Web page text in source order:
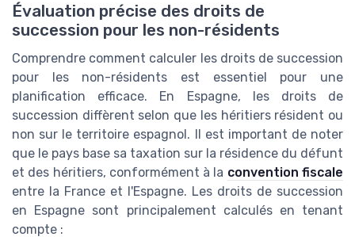
Évaluation précise des droits de
succession pour les non-résidents
Comprendre comment calculer les droits de succession
pour les non-résidents est essentiel pour une
planification efficace. En Espagne, les droits de
succession diffèrent selon que les héritiers résident ou
non sur le territoire espagnol. Il est important de noter
que le pays base sa taxation sur la résidence du défunt
et des héritiers, conformément à la convention fiscale
entre la France et l'Espagne. Les droits de succession
en Espagne sont principalement calculés en tenant
compte :